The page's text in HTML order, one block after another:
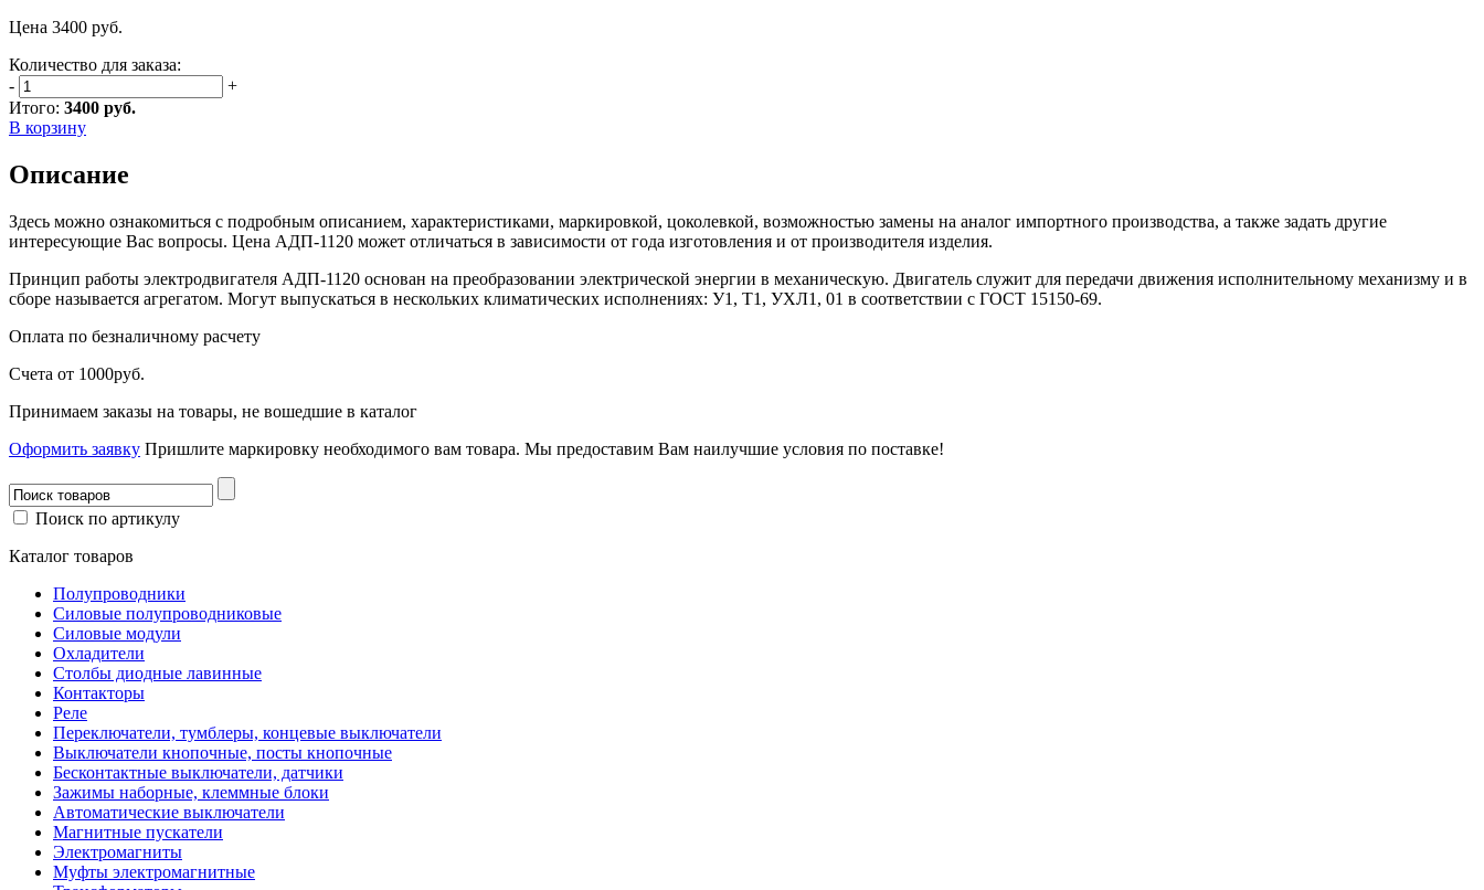
Цена 3400 руб.
Количество для заказа:
-
+
Итого: 3400 руб.
В корзину
Описание
Здесь можно ознакомиться с подробным описанием, характеристиками, маркировкой, цоколевкой, возможностью замены на аналог импортного производства, а также задать другие
интересующие Вас вопросы. Цена АДП-1120 может отличаться в зависимости от года изготовления и от производителя изделия.
Принцип работы электродвигателя АДП-1120 основан на преобразовании электрической энергии в механическую. Двигатель служит для передачи движения исполнительному механизму и в
сборе называется агрегатом. Могут выпускаться в нескольких климатических исполнениях: У1, Т1, УХЛ1, 01 в соответствии с ГОСТ 15150-69.
Оплата по безналичному расчету
Счета от 1000руб.
Принимаем заказы на товары, не вошедшие в каталог
Оформить заявку Пришлите маркировку необходимого вам товара. Мы предоставим Вам наилучшие условия по поставке!
Поиск по артикулу
Каталог товаров
Полупроводники
Силовые полупроводниковые
Силовые модули
Охладители
Столбы диодные лавинные
Контакторы
Реле
Переключатели, тумблеры, концевые выключатели
Выключатели кнопочные, посты кнопочные
Бесконтактные выключатели, датчики
Зажимы наборные, клеммные блоки
Автоматические выключатели
Магнитные пускатели
Электромагниты
Муфты электромагнитные